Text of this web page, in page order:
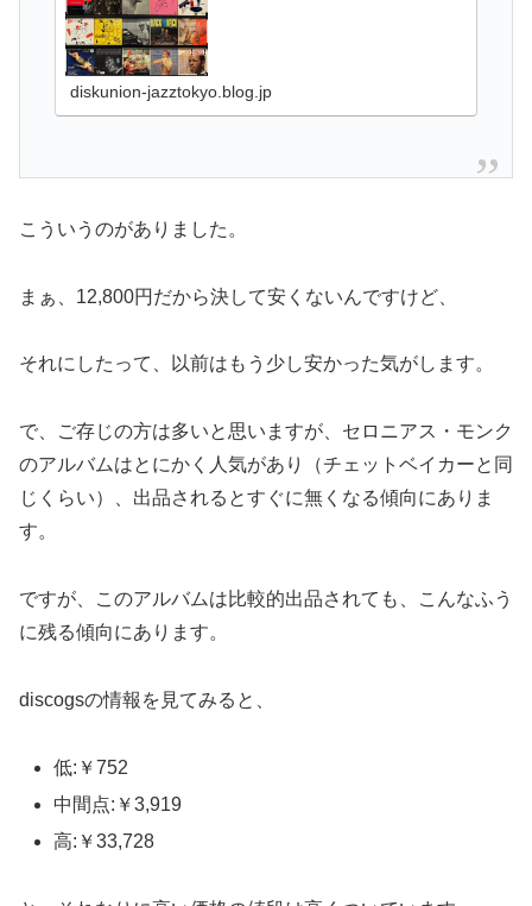
diskunion-jazztokyo.blog.jp
こういうのがありました。
まぁ、12,800円だから決して安くないんですけど、
それにしたって、以前はもう少し安かった気がします。
で、ご存じの方は多いと思いますが、セロニアス・モンク
のアルバムはとにかく人気があり（チェットベイカーと同
じくらい）、出品されるとすぐに無くなる傾向にありま
す。
ですが、このアルバムは比較的出品されても、こんなふう
に残る傾向にあります。
discogsの情報を見てみると、
低: ￥752
中間点: ￥3,919
高: ￥33,728